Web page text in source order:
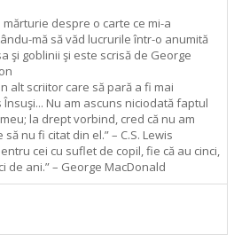
despre o carte ce mi-a
mă să văd lucrurile într-o anumită
şi goblinii şi este scrisă de George
alt scriitor care să pară a fi mai
Nu am ascuns niciodată faptul
la drept vorbind, cred că nu am
nu fi citat din el.” – C.S. Lewis
cei cu suflet de copil, fie că au cinci,
de ani.” – George MacDonald